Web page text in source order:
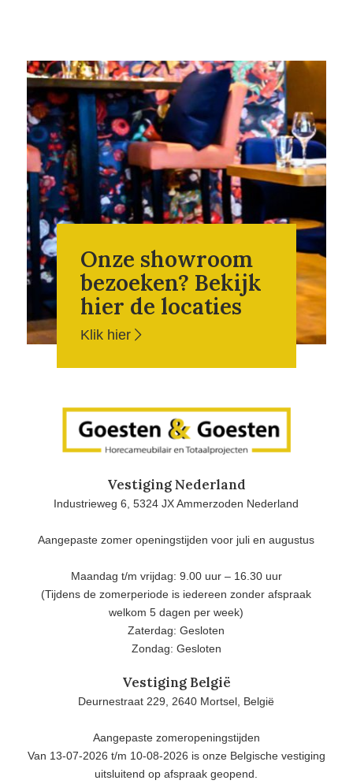
Onze showroom
bezoeken? Bekijk
hier de locaties
Klik hier
Vestiging Nederland
Industrieweg 6, 5324 JX Ammerzoden Nederland
Aangepaste zomer openingstijden voor juli en augustus
Maandag t/m vrijdag: 9.00 uur – 16.30 uur
(Tijdens de zomerperiode is iedereen zonder afspraak
welkom 5 dagen per week)
Zaterdag: Gesloten
Zondag: Gesloten
Vestiging België
Deurnestraat 229, 2640 Mortsel, België
Aangepaste zomeropeningstijden
Van 13-07-2026 t/m 10-08-2026 is onze Belgische vestiging
uitsluitend op afspraak geopend.